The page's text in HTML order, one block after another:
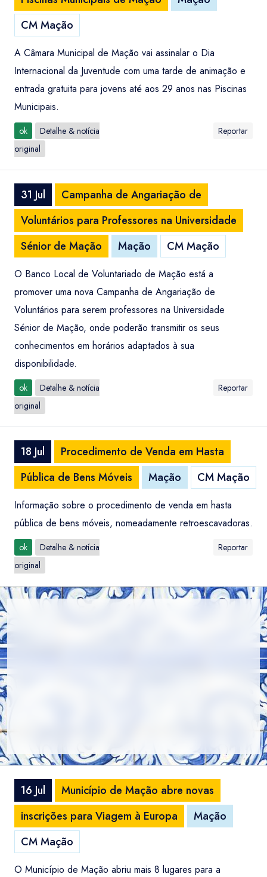
CM Mação
A Câmara Municipal de Mação vai assinalar o Dia
Internacional da Juventude com uma tarde de animação e
entrada gratuita para jovens até aos 29 anos nas Piscinas
Municipais.
ok
Detalhe & notícia
original
Reportar
31 Jul
Campanha de Angariação de
Voluntários para Professores na Universidade
Sénior de Mação
Mação CM Mação
O Banco Local de Voluntariado de Mação está a
promover uma nova Campanha de Angariação de
Voluntários para serem professores na Universidade
Sénior de Mação, onde poderão transmitir os seus
conhecimentos em horários adaptados à sua
disponibilidade.
ok
Detalhe & notícia
original
Reportar
18 Jul
Procedimento de Venda em Hasta
Pública de Bens Móveis
Mação CM Mação
Informação sobre o procedimento de venda em hasta
pública de bens móveis, nomeadamente retroescavadoras.
ok
Detalhe & notícia
original
Reportar
16 Jul
Município de Mação abre novas
inscrições para Viagem à Europa
Mação
CM Mação
O Município de Mação abriu mais 8 lugares para a